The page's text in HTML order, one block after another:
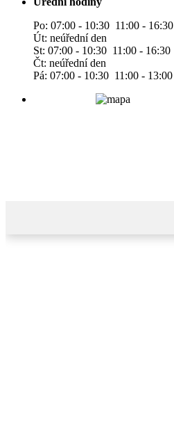
Po: 07:00 - 10:30 11:00 - 16:30
Út: neúřední den
St: 07:00 - 10:30 11:00 - 16:30
Čt: neúřední den
Pá: 07:00 - 10:30 11:00 - 13:00